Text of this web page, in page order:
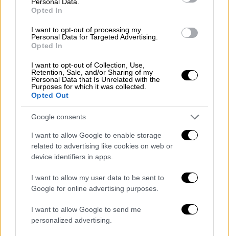
Opted In
I want to opt-out of processing my
Personal Data for Targeted Advertising.
Opted In
I want to opt-out of Collection, Use,
Retention, Sale, and/or Sharing of my
Personal Data that Is Unrelated with the
Purposes for which it was collected.
Opted Out
Google consents
I want to allow Google to enable storage
related to advertising like cookies on web or
device identifiers in apps.
I want to allow my user data to be sent to
Google for online advertising purposes.
I want to allow Google to send me
personalized advertising.
έλαβαν χώρα σε Αττική, Θεσσαλονίκη
και Πόρο.
Επιβλήθηκαν πρόστιμα συνολικού ύψους
65.900 ευρώ
που αφορούσαν σε
και Εμπορίας Προϊόντων Υπηρεσιών
(Κανόνες ΔΙΕΠΠΥ), του υπαιθρίου
εμπορίου (ν.4497/2017) και της Πράξης
Νομοθετικού Περιεχομένου της
01.05.2020 (Α' 90) "Περαιτέρω μέτρα για
την αντιμετώπιση των συνεχιζόμενων
συνεπειών της πανδημίας του
κορωνοϊού COVID-19 και την επάνοδο
στην κοινωνική και οικονομική
κανονικότητα".
Κατασχέθηκαν 2.150 τεμάχια ιατρικών
μασκών, τα οποία δεν είχαν δηλωθεί